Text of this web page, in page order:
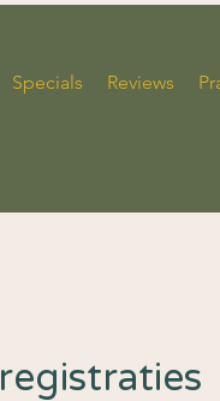
Specials Reviews